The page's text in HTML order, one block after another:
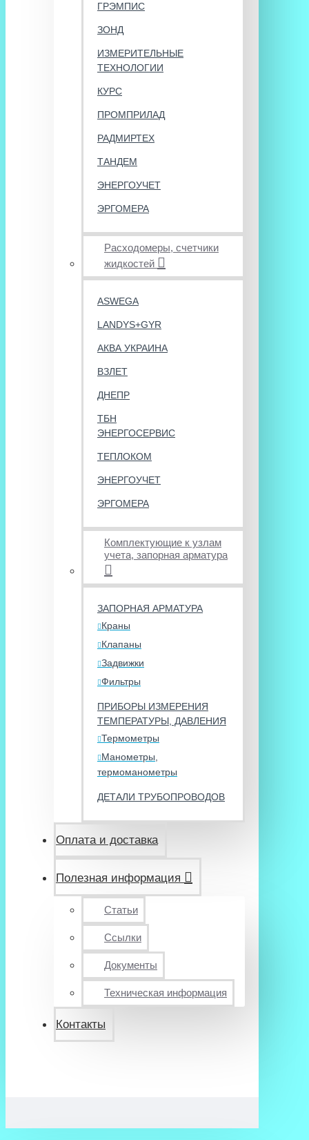
ГРЭМПИС
ЗОНД
ИЗМЕРИТЕЛЬНЫЕ
ТЕХНОЛОГИИ
КУРС
ПРОМПРИЛАД
РАДМИРТЕХ
ТАНДЕМ
ЭНЕРГОУЧЕТ
ЭРГОМЕРА
Расходомеры, счетчики
жидкостей
ASWEGA
LANDYS+GYR
АКВА УКРАИНА
ВЗЛЕТ
ДНЕПР
ТБН
ЭНЕРГОСЕРВИС
ТЕПЛОКОМ
ЭНЕРГОУЧЕТ
ЭРГОМЕРА
Комплектующие к узлам
учета, запорная арматура
ЗАПОРНАЯ АРМАТУРА
Краны
Клапаны
Задвижки
Фильтры
ПРИБОРЫ ИЗМЕРЕНИЯ
ТЕМПЕРАТУРЫ, ДАВЛЕНИЯ
Термометры
Манометры,
термоманометры
ДЕТАЛИ ТРУБОПРОВОДОВ
Оплата и доставка
Полезная информация
Статьи
Ссылки
Документы
Техническая информация
Контакты